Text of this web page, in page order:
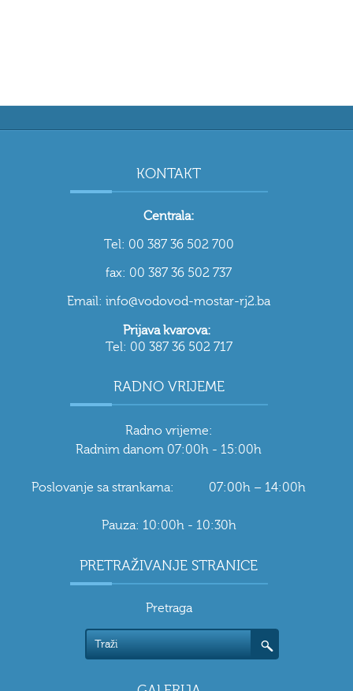
KONTAKT
Centrala:
Tel: 00 387 36 502 700
fax: 00 387 36 502 737
Email: info@vodovod-mostar-rj2.ba
Prijava kvarova:
Tel: 00 387 36 502 717
RADNO VRIJEME
Radno vrijeme:
Radnim danom 07:00h - 15:00h
Poslovanje sa strankama: 07:00h – 14:00h
Pauza: 10:00h - 10:30h
PRETRAŽIVANJE STRANICE
Pretraga